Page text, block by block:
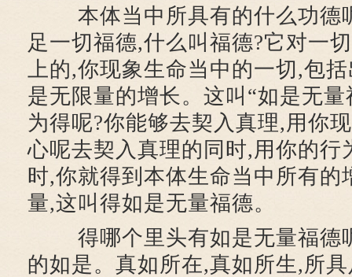
本体当中所具有的什么功德
足一切福德,什么叫福德?它对一
上的,你现象生命当中的一切,包
是无限量的增长。这叫“如是无
为得呢?你能够去契入真理,用你
心呢去契入真理的同时,用你的行
时,你就得到本体生命当中所有的
量,这叫得如是无量福德。
得哪个里头有如是无量福德
的如是。真如所在,真如所生,所